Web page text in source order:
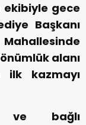
ekibiyle gece
Başkanı
alanı
kazmayı
ve bağlı